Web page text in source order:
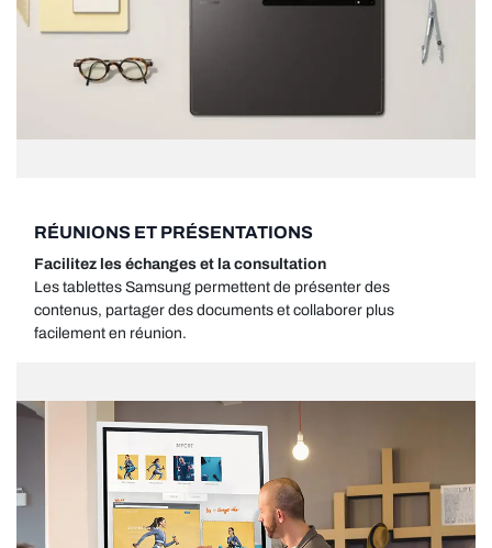
RÉUNIONS ET PRÉSENTATIONS
Facilitez les échanges et la consultation
Les tablettes Samsung permettent de présenter des
contenus, partager des documents et collaborer plus
facilement en réunion.